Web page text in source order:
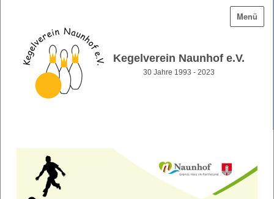
Menü
Kegelverein Naunhof e.V.
30 Jahre 1993 - 2023